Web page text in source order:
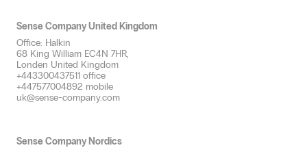
Sense Company United Kingdom
Office: Halkin
68 King William EC4N 7HR,
Londen United Kingdom
+443300437511 office
+447577004892 mobile
uk@sense-company.com
Sense Company Nordics